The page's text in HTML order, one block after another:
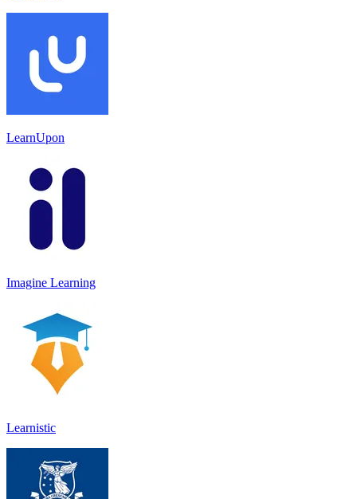
LearnUpon
Imagine Learning
Learnistic